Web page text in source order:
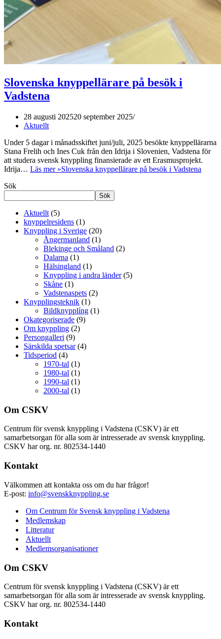
Slovenska knyppellärare på besök i
Vadstena
28 augusti 202520 september 2025
Aktuellt
Under 5 dagar i månadsskiftet juni/juli, 2025 besökte knyppellärarna
Stana Frelih och Ines Cuk från den Idrija i Slovenien, Vadstena för
att studera svensk knyppling finansierade av ett Erasmusprojekt.
Idrija… Läs mer »Slovenska knyppellärare på besök i Vadstena
Sök
Sök
Aktuellt (5)
knyppelresidens (1)
Knyppling i Sverige (20)
Ångermanland (1)
Blekinge och Småland (2)
Dalarna (1)
Hälsingland (1)
Knyppling i andra länder(5)
Skåne (1)
Vadstenaspets (2)
Knypplingsteknik (1)
Bildknypplíng (1)
Okategoriserade (9)
Om knyppling (2)
Persongalleri (9)
Särskilda spetsar(4)
Tidsperiod (4)
1970-tal (1)
1980-tal (1)
1990-tal (1)
2000-tal (1)
Om CSKV
Centrum för svensk knyppling i Vadstena (CSKV) är ett
samarbetsorgan för alla som är intresserade av svensk knyppling.
CSKV har org. nr. 802534-1440
Kontakt
Välkommen att kontakta oss om du har frågor!
E-post: info@svenskknyppling.se
Om Centrum för Svensk knyppling i Vadstena
Medlemskap
Litteratur
Aktuellt
Medlemsorganisationer
Om CSKV
Centrum för svensk knyppling i Vadstena (CSKV) är ett
samarbetsorgan för alla som är intresserade av svensk knyppling.
CSKV har org. nr. 802534-1440
Kontakt